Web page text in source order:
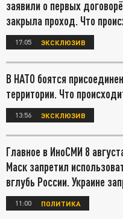
заявили о первых
закрыла проход. Что
17:05 ЭКСКЛЮЗИВ
В НАТО боятся
территории. Что
13:56 ЭКСКЛЮЗИВ
Главное в ИноСМИ 8
Маск запретил
вглубь России. Украине
11:00 ПОЛИТИКА